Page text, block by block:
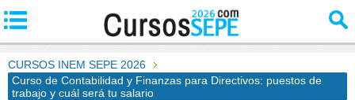
CURSOS INEM SEPE 2026
Curso de Contabilidad y Finanzas para Directivos: puestos de
trabajo y cuál será tu salario